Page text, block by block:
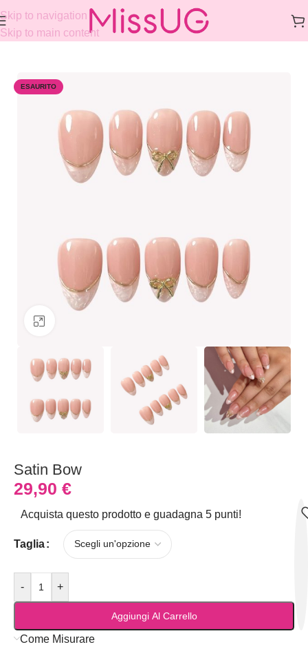
Skip to navigation
Skip to main content
Home COLLECTIONS FRENCH
ESAURITO
Satin Bow
29,90 €
Acquista questo prodotto e guadagna 5 punti!
Taglia
- +
Aggiungi Al Carrello
Come Misurare